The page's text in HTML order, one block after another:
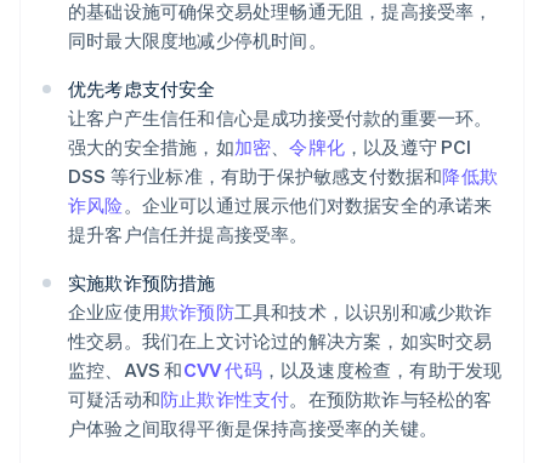
的基础设施可确保交易处理畅通无阻，提高接受率，
同时最大限度地减少停机时间。
优先考虑支付安全
让客户产生信任和信心是成功接受付款的重要一环。
强大的安全措施，如加密、令牌化 ，以及遵守 PCI
DSS 等行业标准，有助于保护敏感支付数据和降低欺
诈风险。企业可以通过展示他们对数据安全的承诺来
提升客户信任并提高接受率。
实施欺诈预防措施
企业应使用欺诈预防工具和技术，以识别和减少欺诈
性交易。我们在上文讨论过的解决方案，如实时交易
监控、AVS 和CVV 代码，以及速度检查，有助于发现
可疑活动和防止欺诈性支付。在预防欺诈与轻松的客
户体验之间取得平衡是保持高接受率的关键。